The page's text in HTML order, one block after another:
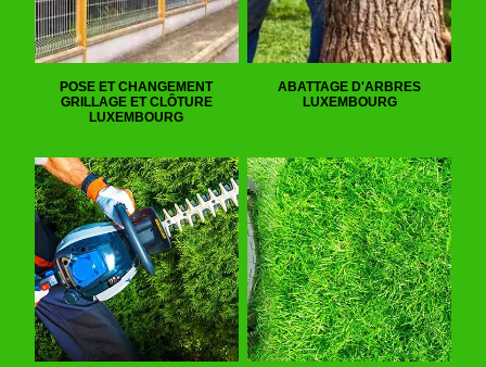
POSE ET CHANGEMENT
GRILLAGE ET CLÔTURE
LUXEMBOURG
ABATTAGE D'ARBRES
LUXEMBOURG